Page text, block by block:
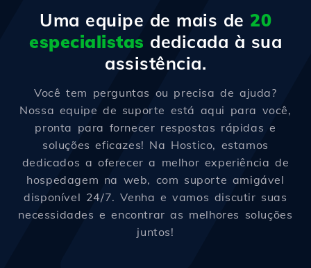
Uma equipe de mais de 20
especialistas dedicada à sua
assistência.
Você tem perguntas ou precisa de ajuda?
Nossa equipe de suporte está aqui para você,
pronta para fornecer respostas rápidas e
soluções eficazes! Na Hostico, estamos
dedicados a oferecer a melhor experiência de
hospedagem na web, com suporte amigável
disponível 24/7. Venha e vamos discutir suas
necessidades e encontrar as melhores soluções
juntos!